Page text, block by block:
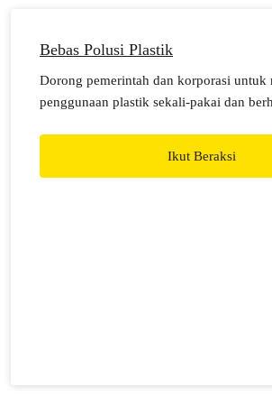
Bebas Polusi Plastik
Dorong pemerintah dan korporasi untuk
penggunaan plastik sekali-pakai dan
Ikut Beraksi